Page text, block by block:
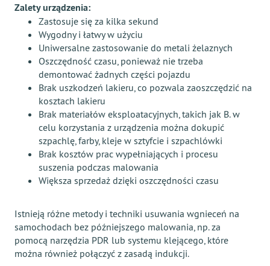
Zalety urządzenia:
Zastosuje się za kilka sekund
Wygodny i łatwy w użyciu
Uniwersalne zastosowanie do metali żelaznych
Oszczędność czasu, ponieważ nie trzeba
demontować żadnych części pojazdu
Brak uszkodzeń lakieru, co pozwala zaoszczędzić na
kosztach lakieru
Brak materiałów eksploatacyjnych, takich jak B. w
celu korzystania z urządzenia można dokupić
szpachlę, farby, kleje w sztyfcie i szpachlówki
Brak kosztów prac wypełniających i procesu
suszenia podczas malowania
Większa sprzedaż dzięki oszczędności czasu
Istnieją różne metody i techniki usuwania wgnieceń na
samochodach bez późniejszego malowania, np. za
pomocą narzędzia PDR lub systemu klejącego, które
można również połączyć z zasadą indukcji.